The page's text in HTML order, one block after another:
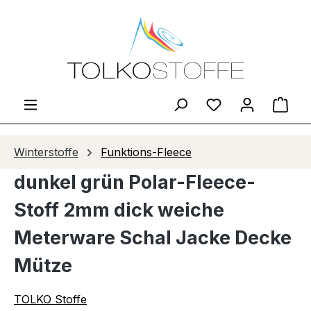
Zum Hauptinhalt springen
Du hast 0
Winterstoffe Funktions-Fleece
dunkel grün Polar-Fleece-
Stoff 2mm dick weiche
Meterware Schal Jacke Decke
Mütze
TOLKO Stoffe